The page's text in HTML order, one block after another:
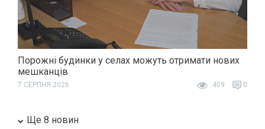
Порожні будинки у селах можуть отримати нових
мешканців
7 СЕРПНЯ 2026 409 0
Ще 8 новин